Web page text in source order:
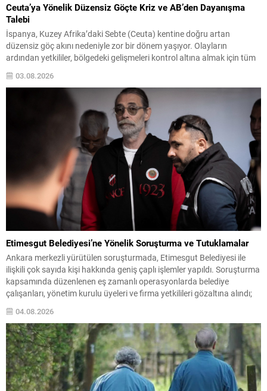
Ceuta’ya Yönelik Düzensiz Göçte Kriz ve AB’den Dayanışma
Talebi
İspanya, Kuzey Afrika’daki Sebte (Ceuta) kentine doğru artan
düzensiz göç akını nedeniyle zor bir dönem yaşıyor. Olayların
ardından yetkililer, bölgedeki gelişmeleri kontrol altına almak için tüm
ilgili değerlendirmesinde, yarın yapılacak toplantıda Avrupa Birliği
ülkelerinden dayanışma isteyeceklerini belirtti. Albares, ayrıca krizin
03.08.2026
Etimesgut Belediyesi’ne Yönelik Soruşturma ve Tutuklamalar
Ankara merkezli yürütülen soruşturmada, Etimesgut Belediyesi ile
ilişkili çok sayıda kişi hakkında geniş çaplı işlemler yapıldı. Soruşturma
kapsamında düzenlenen eş zamanlı operasyonlarda belediye
çalışanları, yönetim kurulu üyeleri ve firma yetkilileri gözaltına alındı;
İçişleri Bakanlığı, tutuklanan belediye başkanı hakkında geçici
görevden uzaklaştırma...
04.08.2026